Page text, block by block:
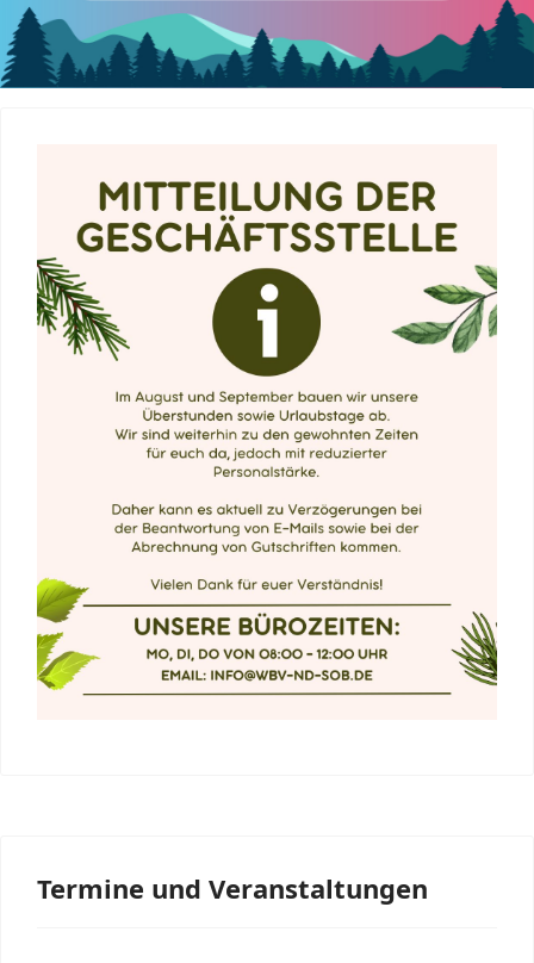
Termine und Veranstaltungen